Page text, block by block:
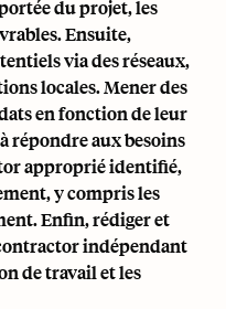
du projet, les
Ensuite,
via des réseaux,
locales. Mener des
en fonction de leur
répondre aux besoins
approprié identifié,
y compris les
Enfin, rédiger et
indépendant
de travail et les